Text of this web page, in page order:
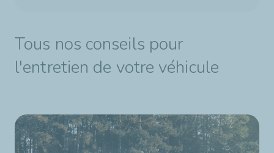
Tous nos conseils pour
l'entretien de votre véhicule